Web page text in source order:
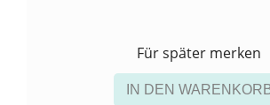
Für später merken
IN DEN